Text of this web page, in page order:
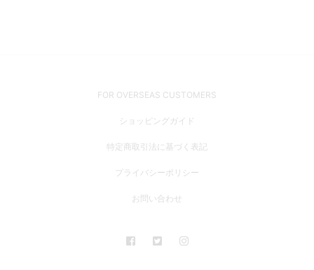
FOR OVERSEAS CUSTOMERS
ショッピングガイド
特定商取引法に基づく表記
プライバシーポリシー
お問い合わせ